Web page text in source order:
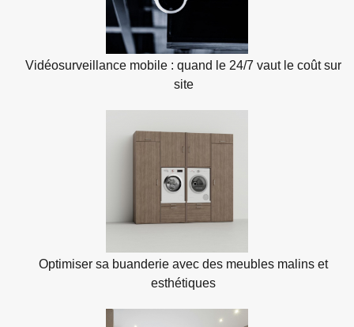
Vidéosurveillance mobile : quand le 24/7 vaut le coût sur
site
Optimiser sa buanderie avec des meubles malins et
esthétiques